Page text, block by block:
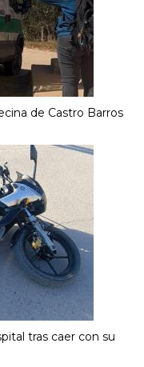
de Castro Barros
tras caer con su